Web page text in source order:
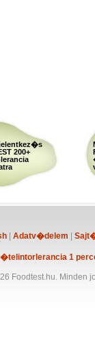
200+
| Adatv�delem
�telintorlerancia 1
Foodtest.hu. Minden